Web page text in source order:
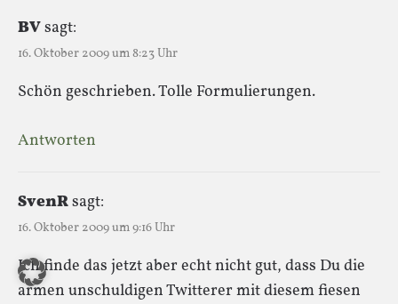
BVsagt:
16. Oktober 2009 um 8:23 Uhr
Schön geschrieben. Tolle Formulierungen.
Antworten
SvenRsagt:
16. Oktober 2009 um 9:16 Uhr
Ich finde das jetzt aber echt nicht gut, dass Du die
armen unschuldigen Twitterer mit diesem fiesen